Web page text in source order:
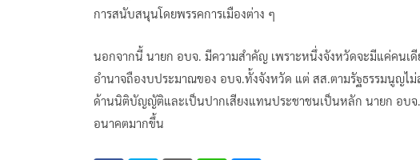
การสนับสนุนโดยพรรคการเมืองต่าง​ ๆ​
นอกจากนี้​ นายก​ อบจ. มีความสำคัญ​ เพราะหนึ่งจังหวัดจะมีแค่คนเ
อำนาจถืองบประมาณของ อบจ.ทั้งจังหวัด แต่ สส.ตามรัฐธรรมนูญไม่
ด้านนิติบัญญัติและเป็นปากเสียงแทนประชาชนเป็นหลัก นายก อบจ.
อนาคตมากขึ้น